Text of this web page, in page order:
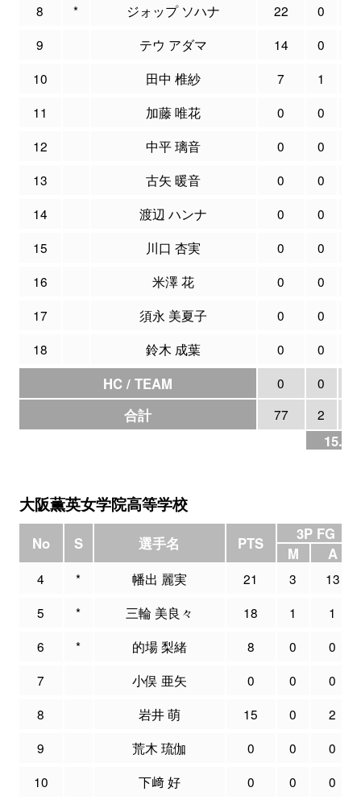
8
* ジォップ ソハナ 22 0
9
テウ アダマ 14 0
10
田中 椎紗 7 1
11
加藤 唯花 0 0
12
中平 璃音 0 0
13
古矢 暖音 0 0
14
渡辺 ハンナ 0 0
15
川口 杏実 0 0
16
米澤 花 0 0
17
須永 美夏子 0 0
18
鈴木 成葉 0 0
HC / TEAM 0 0
合計 77 2
大阪薫英女学院高等学校
No S 選手名 PTS
3P FG
M
A
4 * 幡出 麗実 21 3
13
5
* 三輪 美良々 18 1
1
6
* 的場 梨緒 8 0
0
7
小俣 亜矢 0 0
0
8
岩井 萌 15 0
2
9
荒木 琉伽 0 0
0
10
下﨑 好 0 0 0